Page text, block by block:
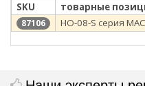
SKU товарные
87106 НО-08-S серия